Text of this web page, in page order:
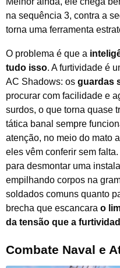
na sequência 3, contra a
torna uma ferramenta
O problema é que a
tudo isso. A furtividade é
AC Shadows: os guardas
procurar com facilidade e
surdos, o que torna quase
tática banal sempre
atenção, no meio do mato
eles vêm conferir sem
para desmontar uma
empilhando corpos na
soldados comuns quanto
brecha que escancara o
da tensão que a
Combate Naval e